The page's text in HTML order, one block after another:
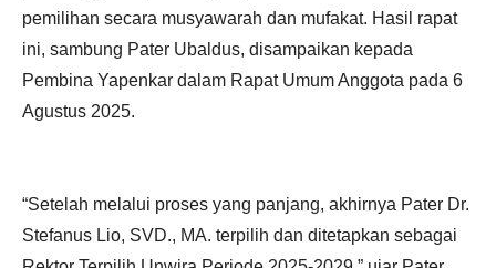
pemilihan secara musyawarah dan mufakat. Hasil rapat
ini, sambung Pater Ubaldus, disampaikan kepada
Pembina Yapenkar dalam Rapat Umum Anggota pada 6
Agustus 2025.
“Setelah melalui proses yang panjang, akhirnya Pater Dr.
Stefanus Lio, SVD., MA. terpilih dan ditetapkan sebagai